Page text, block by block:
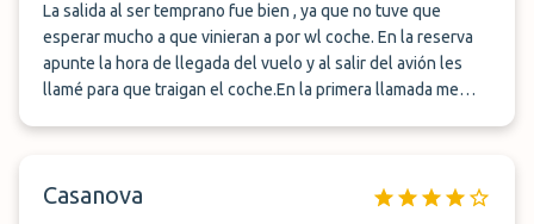
La salida al ser temprano fue bien , ya que no tuve que
esperar mucho a que vinieran a por wl coche. En la reserva
apunte la hora de llegada del vuelo y al salir del avión les
llamé para que traigan el coche.En la primera llamada me
alguna me decían que el próximo en traer era mi coche pero
Casanova